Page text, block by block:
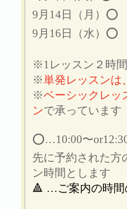
9月14日（月）⭕️
9月16日（水）⭕️
※1レッスン２時
※単発レッスンは
※ベーシックレッ
ンで承っています
⭕️…10:00〜
先に予約された方
ン時間とします
🔺 …ご案内の時間